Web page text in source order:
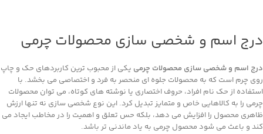
درج اسم و شخصی ‌سازی محصولات چرمی
درج اسم و شخصی‌ سازی محصولات چرمی یکی از محبوب‌ ترین کاربردهای حک و چاپ
روی چرم است که به محصولات جلوه ‌ای منحصر به ‌فرد و اختصاصی می ‌بخشد. با
استفاده از حک نام افراد، حروف اختصاری یا نوشته ‌های کوتاه، می ‌توان محصولات
چرمی را به کالاهایی خاص و متمایز تبدیل کرد. این نوع شخصی‌ سازی نه‌ تنها ارزش
ظاهری محصول را افزایش می‌ دهد، بلکه حس تعلق و اهمیت را در مخاطب ایجاد می
‌کند و باعث می‌ شود محصول چرمی به ‌یاد ماندنی ‌تر باشد.